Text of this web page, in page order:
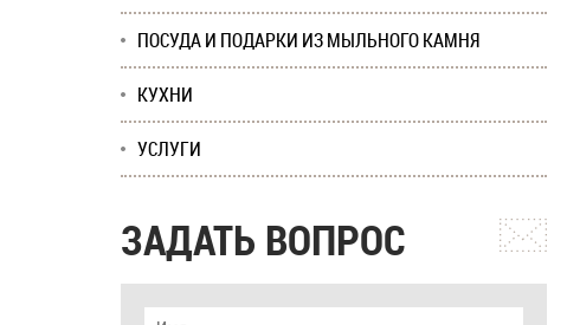
ПОСУДА И ПОДАРКИ ИЗ МЫЛЬНОГО КАМНЯ
КУХНИ
УСЛУГИ
ЗАДАТЬ ВОПРОС